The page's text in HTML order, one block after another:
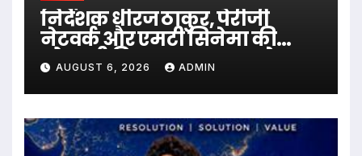
निर्देशक धीरज ठाकुर, पेरीजी
नेटवर्क और एमटी सिनेमा की
भोजपुरी फिल्म ‘अजब सास के
गजब बहुरिया’ की वाराणसी में
शूटिंग शुरू
AUGUST 6, 2026 ADMIN